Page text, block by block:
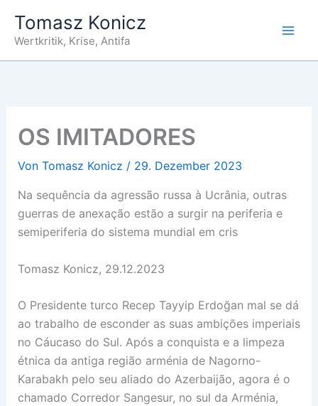
Inhalt
springen
Tomasz Konicz
Wertkritik, Krise, Antifa
OS IMITADORES
Von Tomasz Konicz / 29. Dezember 2023
Na sequência da agressão russa à Ucrânia, outras
guerras de anexação estão a surgir na periferia e
semiperiferia do sistema mundial em cris
Tomasz Konicz, 29.12.2023
O Presidente turco Recep Tayyip Erdoğan mal se dá
ao trabalho de esconder as suas ambições imperiais
no Cáucaso do Sul. Após a conquista e a limpeza
étnica da antiga região arménia de Nagorno-
Karabakh pelo seu aliado do Azerbaijão, agora é o
chamado Corredor Sangesur, no sul da Arménia,